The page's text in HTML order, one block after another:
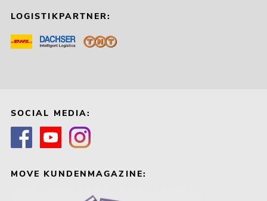
LOGISTIKPARTNER:
SOCIAL MEDIA:
MOVE KUNDENMAGAZINE: